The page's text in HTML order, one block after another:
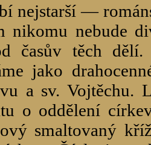
nejstarší —
nikomu nebude
časův těch
jako
a sv. Vojtěchu.
o oddělení
smaltovaný